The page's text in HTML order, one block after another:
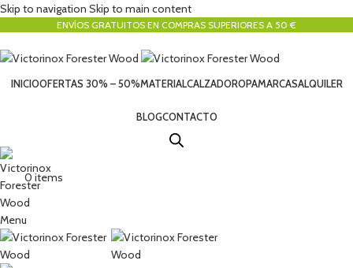
Skip to navigation Skip to main content
ENVÍOS GRATUITOS EN COMPRAS SUPERIORES A 50 €
INICIOOFERTAS 30% – 50%MATERIALCALZADOROPAMARCASALQUILER
BLOGCONTACTO
0 items
Menu